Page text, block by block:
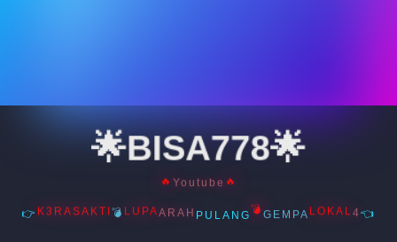
🌟BISA778🌟
🔥 Youtube 🔥
👉 K3RASAKTI💣 LUPAARAH PULANG 💣 GEMPA LOKAL4👈